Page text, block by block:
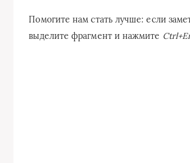
Помогите нам стать лучше: если
выделите фрагмент и нажмите